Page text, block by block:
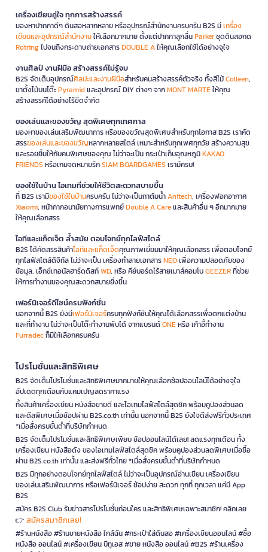
เครื่องเขียนคู่ใจ ทุกการสร้างสรรค์
มองหาปากกาดีๆ ดินสอหลากหลาย หรืออุปกรณ์สำนักงานครบครัน B2S มีเครื่อง
เขียนและอุปกรณ์สำนักงานให้เลือกมากมาย ตั้งแต่ปากกาลูกลื่นParkerชุดดินสอกด
Rotringไปจนถึงกระดาษถ่ายเอกสารDOUBLE Aให้คุณเลือกใช้ได้อย่างจุใจ
งานศิลป์ งานฝีมือ สร้างสรรค์ไม่รู้จบ
B2S จัดเต็มอุปกรณ์ศิลปะและงานฝีมือสำหรับคนสร้างสรรค์ตัวจริง ทั้งสีไม้Colleen,
ขาตั้งไม้บนโต๊ะPyramidและอุปกรณ์ DIY ต่างๆ จากMONT MARTEให้คุณ
สร้างสรรค์ได้อย่างไร้ขีดจำกัด
ของเล่นและของขวัญ สุดพิเศษทุกเทศกาล
มองหาของเล่นเสริมพัฒนาการ หรือของขวัญสุดพิเศษสำหรับทุกโอกาส B2S เราคัด
สรรของเล่นและของขวัญหลากหลายสไตล์ เหมาะสำหรับทุกเพศทุกวัย สร้างความสุข
และรอยยิ้มให้กับคนพิเศษของคุณ ไม่ว่าจะเป็น กระเป๋าเก็บอุณหภูมิKAKAO
FRIENDS หรือเกมจดหมายรักSIAM BOARDGAMES เรามีครบ!
ของใช้ในบ้าน ไอเทมที่ช่วยให้ชีวิตสะดวกสบายขึ้น
ที่ B2S เรามีของใช้ในบ้านครบครัน ไม่ว่าจะเป็นกาต้มน้ำAnitech, เครื่องฟอกอากาศ
Xiaomi, หน้ากากอนามัยทางการแพทย์Double A Careและสินค้าอื่น ๆ อีกมากมาย
ให้คุณเลือกสรร
ไอทีและแก็ดเจ็ต ล้ำสมัย ตอบโจทย์ทุกไลฟ์สไตล์
B2S ได้คัดสรรสินค้าไอทีและแก็ดเจ็ตคุณภาพเยี่ยมมาให้คุณเลือกสรร เพื่อตอบโจทย์
ทุกไลฟ์สไตล์ดิจิทัล ไม่ว่าจะเป็น เครื่องทำลายเอกสารNEOเพื่อความปลอดภัยของ
ข้อมูล, เอ็กซ์เทอนัลฮาร์ดดิสก์WD, หรือ คีย์บอร์ดไร้สายเมาส์คอมโบGEEZERที่ช่วย
ให้การทำงานของคุณสะดวกสบายยิ่งขึ้น
เฟอร์นิเจอร์ดีไซน์ครบฟังก์ชั่น
นอกจากนี้ B2S ยังมีเฟอร์นิเจอร์ครบทุกฟังก์ชันให้คุณได้เลือกสรรเพื่อตกแต่งบ้าน
และที่ทำงาน ไม่ว่าจะเป็นโต๊ะทำงานพับได้ จากแบรนด์ONEหรือ เก้าอี้ทำงาน
Furradecก็มีให้เลือกครบครัน
โปรโมชั่นและสิทธิพิเศษ
B2S จัดเต็มโปรโมชั่นและสิทธิพิเศษมากมายให้คุณเลือกช้อปออนไลน์ได้อย่างจุใจ
อัปเดตทุกเดือนกับแคมเปญลดราคาแรง
ทั้งสินค้าเครื่องเขียน หนังสือขายดี และไอเทมไลฟ์สไตล์สุดชิค พร้อมคูปองส่วนลด
และดีลพิเศษเมื่อช้อปผ่าน B2S.co.th เท่านั้น นอกจากนี้ B2S ยังใจดีส่งฟรีทั่วประเทศ
*เมื่อสั่งครบขั้นต่ำที่บริษัทกำหนด
B2S จัดเต็มโปรโมชั่นและสิทธิพิเศษเพียบ ช้อปออนไลน์ได้เลย! ลดแรงทุกเดือน ทั้ง
เครื่องเขียน หนังสือดัง ของไอเทมไลฟ์สไตล์สุดชิค พร้อมคูปองส่วนลดพิเศษเมื่อซื้อ
ผ่าน B2S.co.th เท่านั้น และส่งฟรีทั่วไทย *เมื่อสั่งครบขั้นต่ำที่บริษัทกำหนด
B2S มีทุกอย่างตอบโจทย์ทุกไลฟ์สไตล์ ไม่ว่าจะเป็นอุปกรณ์อ่านเขียน เครื่องเขียน
ของเล่นเสริมพัฒนาการ หรือเฟอร์นิเจอร์ ช้อปง่าย สะดวก ทุกที่ ทุกเวลา แค่มี App
B2S
สมัคร B2S Club รับข่าวสารโปรโมชั่นก่อนใคร และสิทธิพิเศษเฉพาะสมาชิก! คลิกเลย
👉 สมัครสมาชิกเลย!
#ร้านหนังสือ #ร้านขายหนังสือ ใกล้ฉัน #กระเป๋าใส่ดินสอ #เครื่องเขียนออนไลน์ #ซื้อ
หนังสือ ออนไลน์ #เครื่องเขียน บีทูเอส #ขาย หนังสือ ออนไลน์ #B2S #ร้านเครื่อง